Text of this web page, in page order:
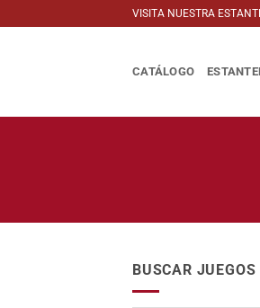
al
VISITA NUESTRA
CATÁLOGO
BUSCAR JUEGOS